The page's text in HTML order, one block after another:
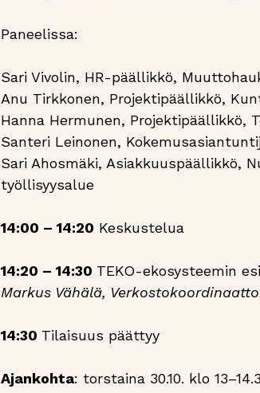
Paneelissa:
Sari Vivolin, HR-päällikkö,
Anu Tirkkonen, Projektipäällikkö,
Hanna Hermunen, Projektipäällikkö,
Santeri Leinonen,
Sari Ahosmäki, Asiakkuuspäällikkö,
työllisyysalue
14:00 – 14:20 Keskustelua
14:20 – 14:30 TEKO-ekosysteemin
Markus Vähälä,
‍14:30 Tilaisuus päättyy
Ajankohta: torstaina 30.10. klo